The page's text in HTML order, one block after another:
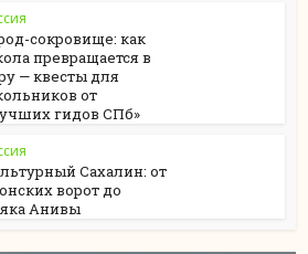
сокровище: как
превращается в
— квесты для
от
гидов СПб»
Сахалин: от
ворот до
Анивы